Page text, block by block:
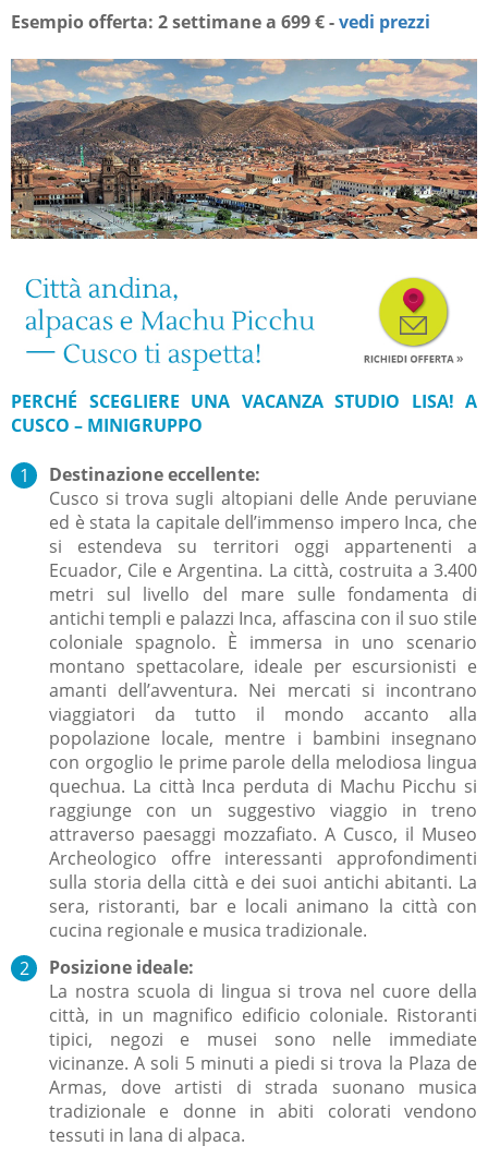
Esempio offerta: 2 settimane a 699 € -vedi prezzi
PERCHÉ SCEGLIERE UNA VACANZA STUDIO LISA! A
CUSCO – MINIGRUPPO
Destinazione eccellente:
Cusco si trova sugli altopiani delle Ande peruviane
ed è stata la capitale dell’immenso impero Inca, che
si estendeva su territori oggi appartenenti a
Ecuador, Cile e Argentina. La città, costruita a 3.400
metri sul livello del mare sulle fondamenta di
antichi templi e palazzi Inca, affascina con il suo stile
coloniale spagnolo. È immersa in uno scenario
montano spettacolare, ideale per escursionisti e
amanti dell’avventura. Nei mercati si incontrano
viaggiatori da tutto il mondo accanto alla
popolazione locale, mentre i bambini insegnano
con orgoglio le prime parole della melodiosa lingua
quechua. La città Inca perduta di Machu Picchu si
raggiunge con un suggestivo viaggio in treno
attraverso paesaggi mozzafiato. A Cusco, il Museo
Archeologico offre interessanti approfondimenti
sulla storia della città e dei suoi antichi abitanti. La
sera, ristoranti, bar e locali animano la città con
cucina regionale e musica tradizionale.
Posizione ideale:
La nostra scuola di lingua si trova nel cuore della
città, in un magnifico edificio coloniale. Ristoranti
tipici, negozi e musei sono nelle immediate
vicinanze. A soli 5 minuti a piedi si trova la Plaza de
Armas, dove artisti di strada suonano musica
tradizionale e donne in abiti colorati vendono
tessuti in lana di alpaca.